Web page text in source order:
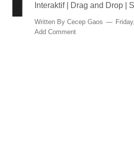
Interaktif | Drag and Drop |
Written By Cecep Gaos
Add Comment